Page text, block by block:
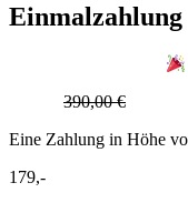
Einmalzahlung
390,00 €
Eine Zahlung in Höhe
179,-